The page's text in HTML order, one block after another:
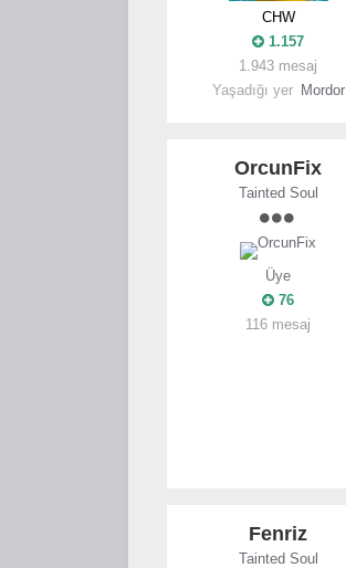
CHW
1.157
1.943 mesaj
Yaşadığı yer Mordor
OrcunFix
Tainted Soul
Üye
76
116 mesaj
Fenriz
Tainted Soul